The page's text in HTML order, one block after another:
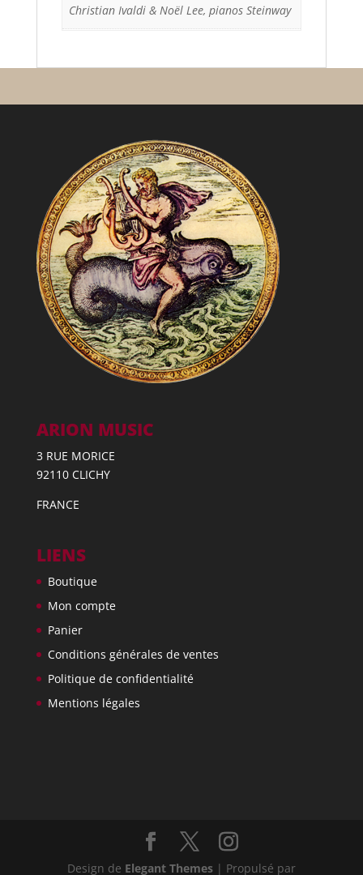
Christian Ivaldi & Noël Lee, pianos Steinway
ARION MUSIC
3 RUE MORICE
92110 CLICHY
FRANCE
LIENS
Boutique
Mon compte
Panier
Conditions générales de ventes
Politique de confidentialité
Mentions légales
Design de Elegant Themes| Propulsé par